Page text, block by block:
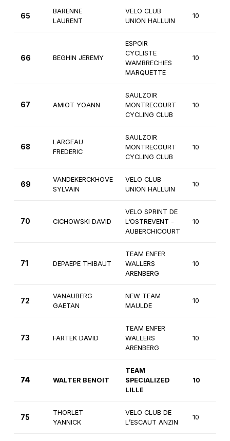
65
BARENNE
LAURENT
VELO CLUB
UNION HALLUIN
10
66 BEGHIN JEREMY
ESPOIR
CYCLISTE
WAMBRECHIES
MARQUETTE
10
67 AMIOT YOANN
SAULZOIR
MONTRECOURT
CYCLING CLUB
10
68
LARGEAU
FREDERIC
SAULZOIR
MONTRECOURT
CYCLING CLUB
10
69
VANDEKERCKHOVE
SYLVAIN
VELO CLUB
UNION HALLUIN
10
70 CICHOWSKI DAVID
VELO SPRINT DE
L’OSTREVENT -
AUBERCHICOURT
10
71 DEPAEPE THIBAUT
TEAM ENFER
WALLERS
ARENBERG
10
72
VANAUBERG
GAETAN
NEW TEAM
MAULDE
10
73 FARTEK DAVID
TEAM ENFER
WALLERS
ARENBERG
10
74 WALTER BENOIT
TEAM
SPECIALIZED
LILLE
10
75
THORLET
YANNICK
VELO CLUB DE
L’ESCAUT ANZIN
10